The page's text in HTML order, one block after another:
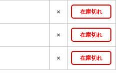
× 在庫切れ
× 在庫切れ
× 在庫切れ